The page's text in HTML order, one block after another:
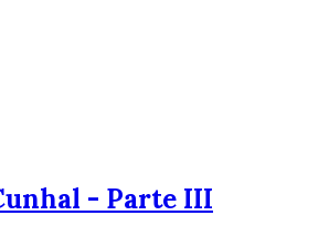
- Parte III